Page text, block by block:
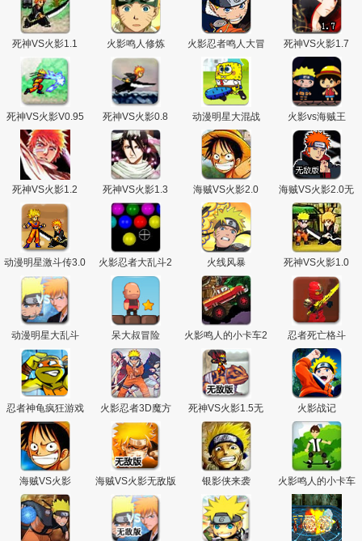
主
死神VS火影1.1 火影鸣人修炼
火影忍者鸣人大冒
险
死神VS火影1.7
死神VS火影V0.95 死神VS火影0.8 动漫明星大混战 火影vs海贼王
死神VS火影1.2 死神VS火影1.3 海贼VS火影2.0
海贼VS火影2.0无
敌版
动漫明星激斗传3.0 火影忍者大乱斗2 火线风暴 死神VS火影1.0
动漫明星大乱斗 呆大叔冒险 火影鸣人的小卡车2 忍者死亡格斗
忍者神龟疯狂游戏 火影忍者3D魔方
死神VS火影1.5无
敌版
火影战记
海贼VS火影 海贼VS火影无敌版 银影侠来袭 火影鸣人的小卡车